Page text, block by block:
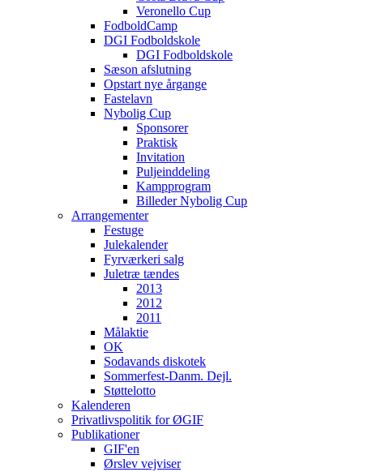
Veronello Cup
FodboldCamp
DGI Fodboldskole
DGI Fodboldskole
Sæson afslutning
Opstart nye årgange
Fastelavn
Nybolig Cup
Sponsorer
Praktisk
Invitation
Puljeinddeling
Kampprogram
Billeder Nybolig Cup
Arrangementer
Festuge
Julekalender
Fyrværkeri salg
Juletræ tændes
2013
2012
2011
Målaktie
OK
Sodavands diskotek
Sommerfest-Danm. Dejl.
Støttelotto
Kalenderen
Privatlivspolitik for ØGIF
Publikationer
GIF'en
Ørslev vejviser